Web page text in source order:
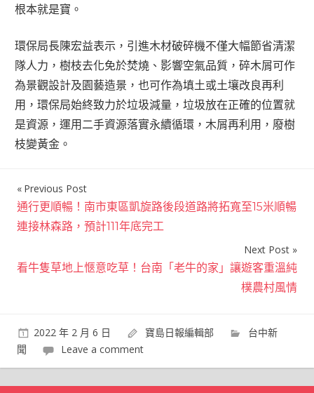
根本就是寶。
環保局長陳宏益表示，引進木材破碎機不僅大幅節省清潔
隊人力，樹枝去化免於焚燒、影響空氣品質，碎木屑可作
為景觀設計及園藝造景，也可作為填土或土壤改良再利
用，環保局始終致力於垃圾減量，垃圾放在正確的位置就
是資源，運用二手資源落實永續循環，木屑再利用，廢樹
枝變黃金。
文
章
覽
Previous Post
通行更順暢！南市東區凱旋路後段道路將拓寬至15米順暢
連接林森路，預計111年底完工
Next Post
看牛隻草地上愜意吃草！台南「老牛的家」讓遊客重溫純
樸農村風情
2022 年 2 月 6 日 寶島日報編輯部
台中新
聞
Leave a comment